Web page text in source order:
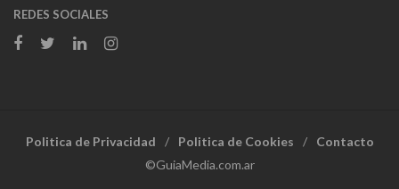
REDES SOCIALES
Politica de Privacidad Politica de Cookies
Contacto
©GuiaMedia.com.ar